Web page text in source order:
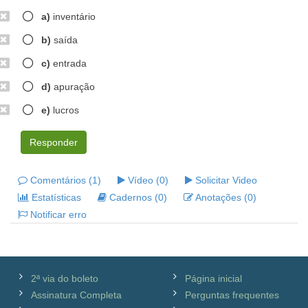
a) inventário
b) saída
c) entrada
d) apuração
e) lucros
Responder
Comentários (1) Vídeo (0)
Solicitar Video
Estatísticas
Cadernos (0)
Anotações (0)
Notificar erro
2ª via do boleto
Assinatura Completa
Página inicial
Perguntas frequentes